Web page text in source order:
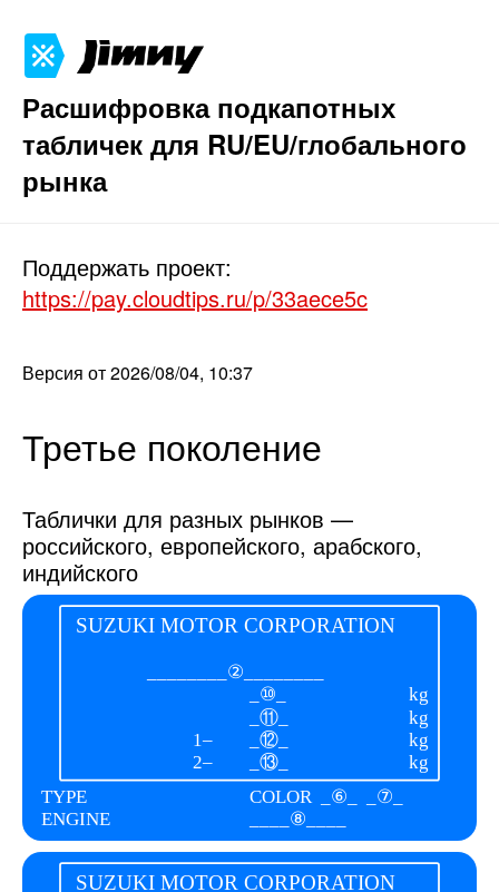
Расшифровка подкапотных
табличек для RU/EU/глобального
рынка
Поддержать проект:
https://pay.cloudtips.ru/p/33aece5c
Версия от 2026/08/04, 10:37
Третье поколение
Таблички для разных рынков —
российского, европейского, арабского,
индийского